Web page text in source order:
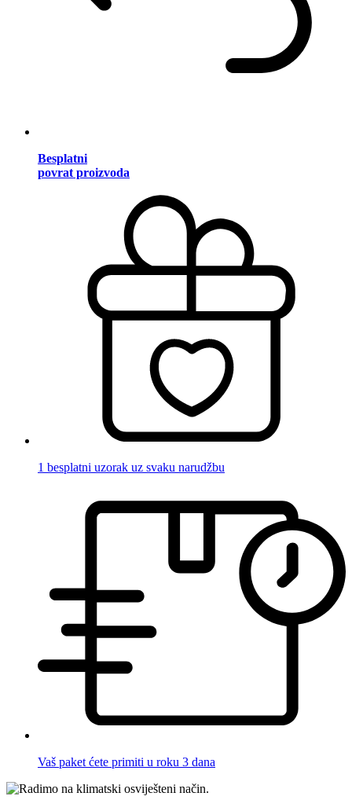
Besplatni
povrat proizvoda
1 besplatni uzorak uz svaku narudžbu
Vaš paket ćete primiti u roku 3 dana